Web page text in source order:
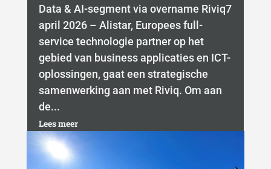
Data & AI-segment via overname Riviq7
april 2026 – Alistar, Europees full-
service technologie partner op het
gebied van business applicaties en ICT-
oplossingen, gaat een strategische
samenwerking aan met Riviq. Om aan
de...
Lees meer